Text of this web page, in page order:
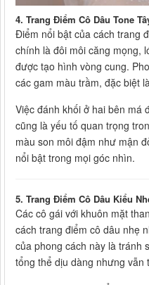
4. Trang Điểm Cô Dâu Tone
Điểm nổi bật của cách trang
chính là đôi môi căng mọng,
được tạo hình vòng cung.
các gam màu trầm, đặc biệt
Việc đánh khối ở hai bên má
cũng là yếu tố quan trọng
màu son môi đậm như mận
nổi bật trong mọi góc nhìn.
5. Trang Điểm Cô Dâu Kiểu
Các cô gái với khuôn mặt
cách trang điểm cô dâu nhẹ
của phong cách này là tránh
tổng thể dịu dàng nhưng vẫn